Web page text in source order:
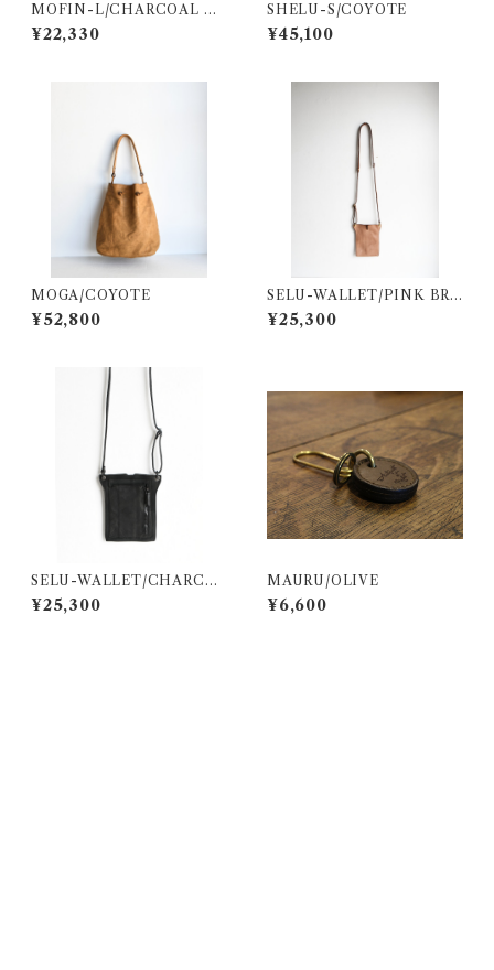
MOFIN-L/CHARCOAL GR
AY 革巻きハンドル/黒
¥22,330
SHELU-S/COYOTE
¥45,100
MOGA/COYOTE
¥52,800
SELU-WALLET/PINK BRO
WN
¥25,300
SELU-WALLET/CHARCO
AL BLACK
¥25,300
MAURU/OLIVE
¥6,600